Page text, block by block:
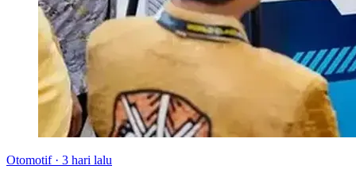
Otomotif · 3 hari lalu